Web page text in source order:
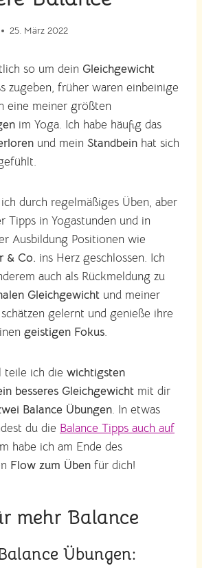
25. März 2022
so um dein Gleichgewicht
zugeben, früher waren einbeinige
eine meiner größten
im Yoga. Ich habe häufig das
und mein Standbein hat sich
durch regelmäßiges Üben, aber
Tipps in Yogastunden und in
Ausbildung Positionen wie
& Co. ins Herz geschlossen. Ich
auch als Rückmeldung zu
Gleichgewicht und meiner
gelernt und genieße ihre
geistigen Fokus.
teile ich die wichtigsten
besseres Gleichgewicht mit dir
Balance Übungen. In etwas
du die Balance Tipps auch auf
habe ich am Ende des
Flow zum Üben für dich!
mehr Balance
Übungen: